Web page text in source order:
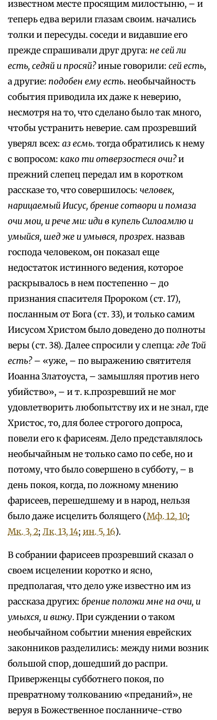
известном месте просящим милостыню, – и
теперь едва верили глазам своим. начались
толки и пересуды. соседи и видавшие его
прежде спрашивали друг друга: не сей ли
есть, cедяй и просяй?иные говорили: сей есть,
a другие: подобен ему есть. необычайность
события приводила их даже к неверию,
несмотря на то, что сделано было так много,
чтобы устранить неверие. сам прозревший
уверял всех: аз есмь. тогда обратились к нему
с вопросом: како ти отверзостеся очи?и
прежний слепец передал им в коротком
рассказе то, что совершилось: человек,
нарицаемый Иисус, брение сотвори и помаза
очи мои, и рече ми: иди в купель Силоамлю и
умыйся, шед же и умывся, прозрех. назвав
господа человеком, он показал еще
недостаток истинного ведения, которое
раскрывалось в нем постепенно – до
признания спасителя Пророком (ст. 17),
посланным от Бога (ст. 33), и только самим
Иисусом Христом было доведено до полноты
веры (ст. 38). Далее спросили у слепца: где Toй
есть?– «уже, – по выражению святителя
Иоанна Златоуста, – замышляя против него
убийство», – и т. к.прозревший не мог
удовлетворить любопытству их и не знал, где
Христос, то, для более строгого допроса,
повели eгo к фарисеям. Дело представлялось
необычайным не только само по cебе, но и
потому, что было совершено в субботу, – в
день покоя, когда, по ложному мнению
фарисеев, перешедшему и в народ, нельзя
было даже исцелить болящего (Мф. 12, 10;
Мк. 3, 2; Лк. 13, 14; ин. 5, 16).
В собрании фарисеев прозревший сказал о
своем исцелении коротко и ясно,
предполагая, что дело уже известно им из
рассказа других: брение положи мне на очи, и
умыхся, и вижу. При cyждении о таком
необычайном событии мнения еврейских
законников разделились: между ними возник
большой спор, дошедший до распри.
Приверженцы субботнего покоя, по
превратному толкованию «преданий», не
веруя в Божественное посланниче-ство